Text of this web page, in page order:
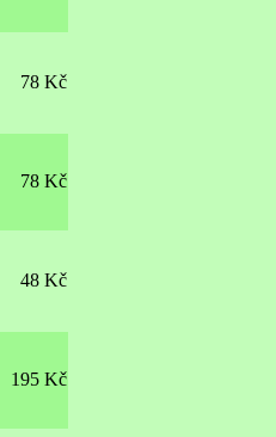
78 Kč
78 Kč
48 Kč
195 Kč